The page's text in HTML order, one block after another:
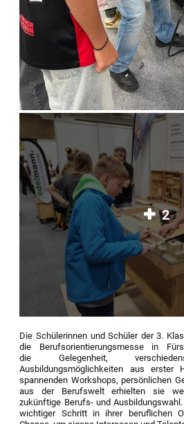
2
Die Schülerinnen und Schüler der 3.
die Berufsorientierungsmesse in
die Gelegenheit,
Ausbildungsmöglichkeiten aus erster
spannenden Workshops, persönlichen
aus der Berufswelt erhielten sie
zukünftige Berufs- und
wichtiger Schritt in ihrer beruflichen